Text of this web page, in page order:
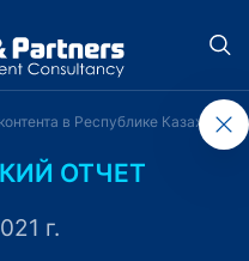
в Республике
ОТЧЕТ
г.